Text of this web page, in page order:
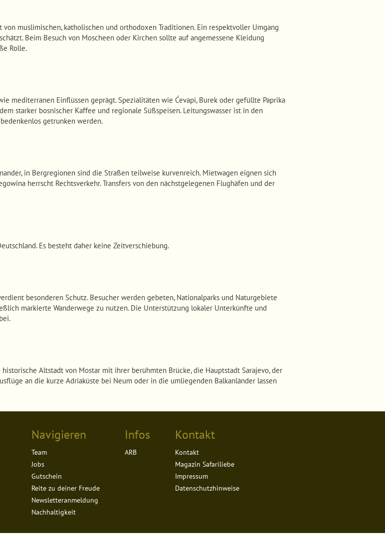
muslimischen, katholischen und orthodoxen Traditionen. Ein respektvoller Umgang
Beim Besuch von Moscheen oder Kirchen sollte auf angemessene Kleidung
Rolle.
mediterranen Einflüssen geprägt. Spezialitäten wie Ćevapi, Burek oder gefüllte Paprika
starker bosnischer Kaffee und regionale Süßspeisen. Leitungswasser ist in den
getrunken werden.
in Bergregionen sind die Straßen teilweise kurvenreich. Mietwagen eignen sich
herrscht Rechtsverkehr. Transfers von den nächstgelegenen Flughäfen und der
Es besteht daher keine Zeitverschiebung.
besonderen Schutz. Besucher werden gebeten, Nationalparks und Naturgebiete
markierte Wanderwege zu nutzen. Die Unterstützung lokaler Unterkünfte und
Altstadt von Mostar mit ihrer berühmten Brücke, die Hauptstadt Sarajevo, der
an die kurze Adriaküste bei Neum oder in die umliegenden Balkanländer lassen
Navigieren
Team
Jobs
Gutschein
Reite zu deiner Freude
Newsletteranmeldung
Nachhaltigkeit
Infos
ARB
Kontakt
Kontakt
Magazin Safariliebe
Impressum
Datenschutzhinweise